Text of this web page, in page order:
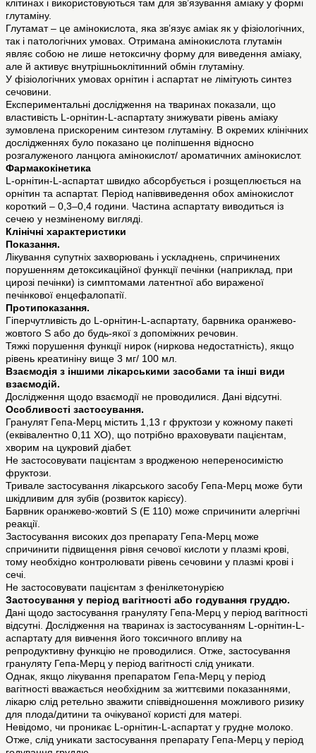
клітинах і використовуються там для зв’язування аміаку у формі
глутаміну.
Глутамат – це амінокислота, яка зв’язує аміак як у фізіологічних,
так і патологічних умовах. Отримана амінокислота глутамін
являє собою не лише нетоксичну форму для виведення аміаку,
але й активує внутрішньоклітинний обмін глутаміну.
У фізіологічних умовах орнітин і аспартат не лімітують синтез
сечовини.
Експериментальні дослідження на тваринах показали, що
властивість L-орнітин-L-аспартату знижувати рівень аміаку
зумовлена прискореним синтезом глутаміну. В окремих клінічних
дослідженнях було показано це поліпшення відносно
розгалуженого ланцюга амінокислот/ ароматичних амінокислот.
Фармакокінетика
L-орнітин-L-аспартат швидко абсорбується і розщеплюється на
орнітин та аспартат. Період напіввиведення обох амінокислот
короткий – 0,3–0,4 години. Частина аспартату виводиться із
сечею у незміненому вигляді.
Клінічні характеристики
Показання.
Лікування супутніх захворювань і ускладнень, спричинених
порушенням детоксикаційної функції печінки (наприклад, при
цирозі печінки) із симптомами латентної або вираженої
печінкової енцефалопатії.
Протипоказання.
Гіперчутливість до L-орнітин-L-аспартату, барвника оранжево-
жовтого S або до будь-якої з допоміжних речовин.
Тяжкі порушення функції нирок (ниркова недостатність), якщо
рівень креатиніну вище 3 мг/ 100 мл.
Взаємодія з іншими лікарськими засобами та інші види
взаємодій.
Дослідження щодо взаємодії не проводилися. Дані відсутні.
Особливості застосування.
Гранулят Гепа-Мерц містить 1,13 г фруктози у кожному пакеті
(еквівалентно 0,11 ХО), що потрібно враховувати пацієнтам,
хворим на цукровий діабет.
Не застосовувати пацієнтам з вродженою непереносимістю
фруктози.
Тривале застосування лікарського засобу Гепа-Мерц може бути
шкідливим для зубів (розвиток карієсу).
Барвник оранжево-жовтий S (E 110) може спричинити алергічні
реакції.
Застосування високих доз препарату Гепа-Мерц може
спричинити підвищення рівня сечової кислоти у плазмі крові,
тому необхідно контролювати рівень сечовини у плазмі крові і
сечі.
Не застосовувати пацієнтам з фенілкетонурією
Застосування у період вагітності або годування груддю.
Дані щодо застосування грануляту Гепа-Мерц у період вагітності
відсутні. Дослідження на тваринах із застосуванням L-орнітин-L-
аспартату для вивчення його токсичного впливу на
репродуктивну функцію не проводилися. Отже, застосування
грануляту Гепа-Мерц у період вагітності слід уникати.
Однак, якщо лікування препаратом Гепа-Мерц у період
вагітності вважається необхідним за життєвими показаннями,
лікарю слід ретельно зважити співвідношення можливого ризику
для плода/дитини та очікуваної користі для матері.
Невідомо, чи проникає L-орнітин-L-аспартат у грудне молоко.
Отже, слід уникати застосування препарату Гепа-Мерц у період